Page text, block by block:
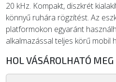
20 kHz. Kompakt, diszkrét
könnyű ruhára rögzítést. Az
platformokon egyaránt
alkalmazással teljes körű mobil
HOL VÁSÁROLHATÓ MEG